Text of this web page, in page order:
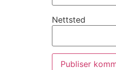
Nettsted